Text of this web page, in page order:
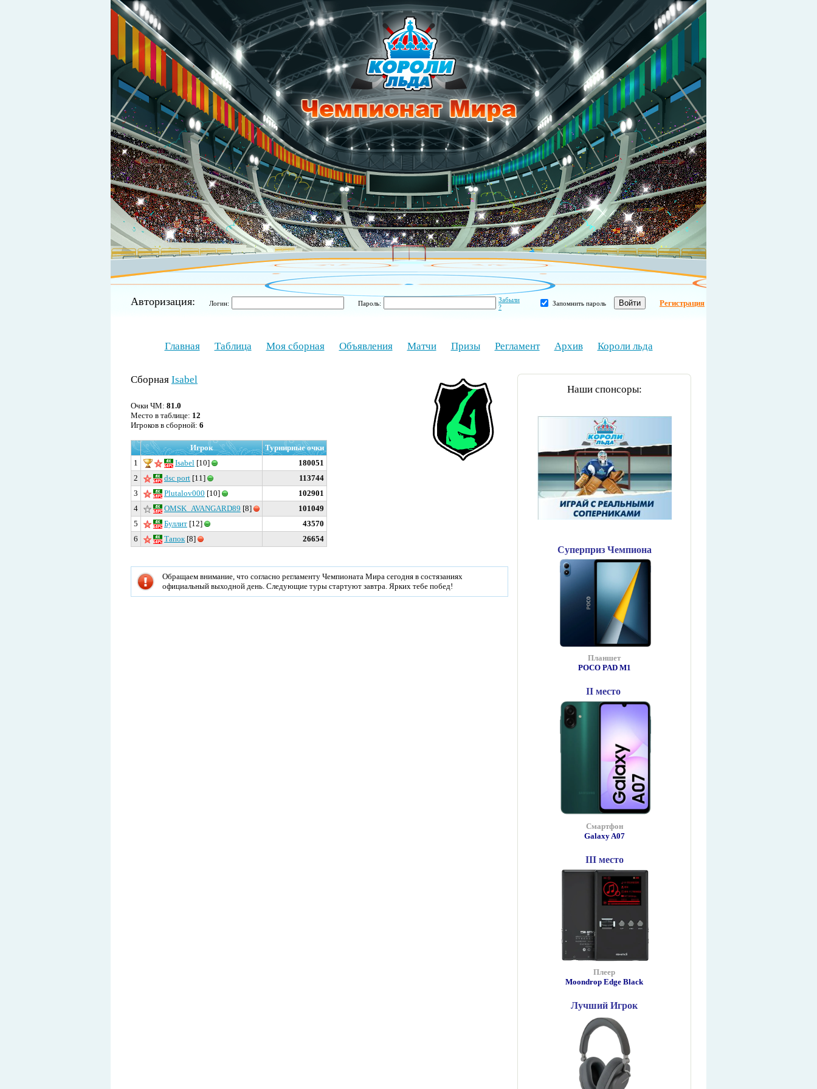
Авторизация: Логин: Пароль:
Забыли
?
Запомнить пароль Регистрация
Главная Таблица Моя сборная Объявления Матчи Призы Регламент Архив Короли льда
Сборная Isabel
Очки ЧМ: 81.0
Место в таблице: 12
Игроков в сборной: 6
Игрок
Турнирные очки
1
Isabel [10]
180051
2
dsc port [11]
113744
3
Plutalov000 [10]
102901
4
OMSK_AVANGARD89 [8]
101049
5
Буллит [12]
43570
6
Тапок[8] 26654
Обращаем внимание, что согласно регламенту Чемпионата Мира сегодня в состязаниях
официальный выходной день. Следующие туры стартуют завтра. Ярких тебе побед!
Наши спонсоры:
Суперприз Чемпиона
Планшет
POCO PAD М1
II место
Смартфон
Galaxy A07
III место
Плеер
Moondrop Edge Black
Лучший Игрок